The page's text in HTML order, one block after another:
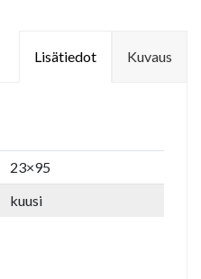
Kuvaus
Lisätiedot
23×95
kuusi